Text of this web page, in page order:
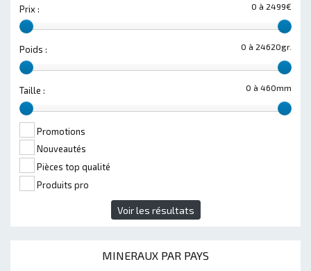
0 à 2499€
Prix :
0 à 24620gr.
Poids :
0 à 460mm
Taille :
Promotions
Nouveautés
Pièces top qualité
Produits pro
Voir les résultats
MINERAUX PAR PAYS